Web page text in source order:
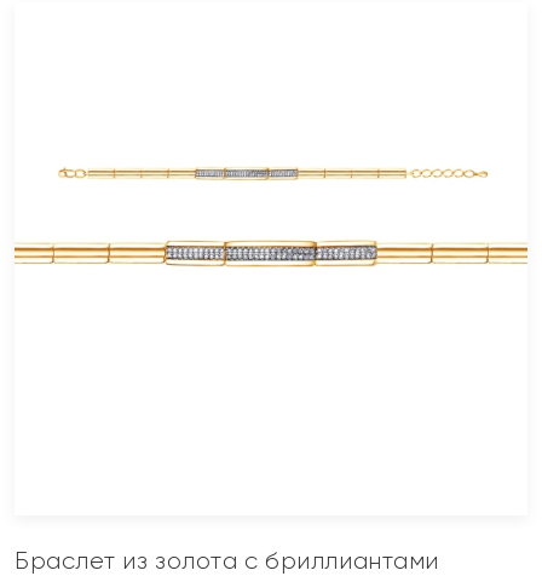
Браслет из золота с бриллиантами